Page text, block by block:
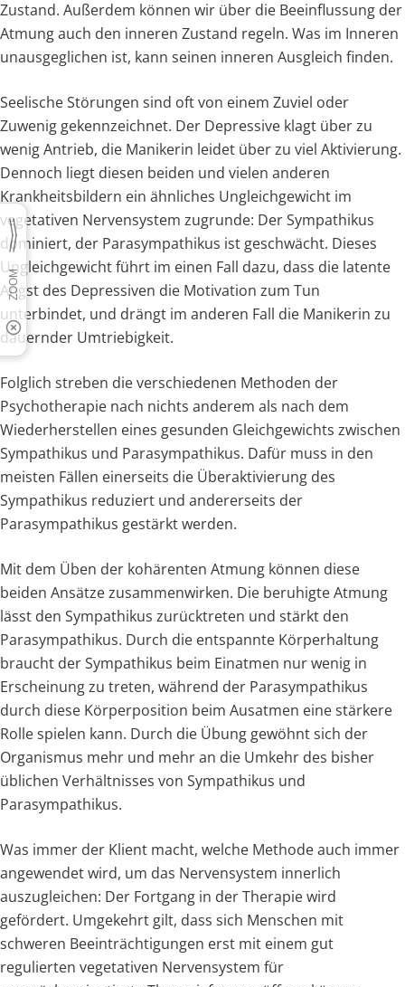
Zustand. Außerdem können wir über die Beeinflussung der
Atmung auch den inneren Zustand regeln. Was im Inneren
unausgeglichen ist, kann seinen inneren Ausgleich finden.
Seelische Störungen sind oft von einem Zuviel oder
Zuwenig gekennzeichnet. Der Depressive klagt über zu
wenig Antrieb, die Manikerin leidet über zu viel Aktivierung.
Dennoch liegt diesen beiden und vielen anderen
Krankheitsbildern ein ähnliches Ungleichgewicht im
vegetativen Nervensystem zugrunde: Der Sympathikus
dominiert, der Parasympathikus ist geschwächt. Dieses
Ungleichgewicht führt im einen Fall dazu, dass die latente
Angst des Depressiven die Motivation zum Tun
unterbindet, und drängt im anderen Fall die Manikerin zu
dauernder Umtriebigkeit.
Folglich streben die verschiedenen Methoden der
Psychotherapie nach nichts anderem als nach dem
Wiederherstellen eines gesunden Gleichgewichts zwischen
Sympathikus und Parasympathikus. Dafür muss in den
meisten Fällen einerseits die Überaktivierung des
Sympathikus reduziert und andererseits der
Parasympathikus gestärkt werden.
Mit dem Üben der kohärenten Atmung können diese
beiden Ansätze zusammenwirken. Die beruhigte Atmung
lässt den Sympathikus zurücktreten und stärkt den
Parasympathikus. Durch die entspannte Körperhaltung
braucht der Sympathikus beim Einatmen nur wenig in
Erscheinung zu treten, während der Parasympathikus
durch diese Körperposition beim Ausatmen eine stärkere
Rolle spielen kann. Durch die Übung gewöhnt sich der
Organismus mehr und mehr an die Umkehr des bisher
üblichen Verhältnisses von Sympathikus und
Parasympathikus.
Was immer der Klient macht, welche Methode auch immer
angewendet wird, um das Nervensystem innerlich
auszugleichen: Der Fortgang in der Therapie wird
gefördert. Umgekehrt gilt, dass sich Menschen mit
schweren Beeinträchtigungen erst mit einem gut
regulierten vegetativen Nervensystem für